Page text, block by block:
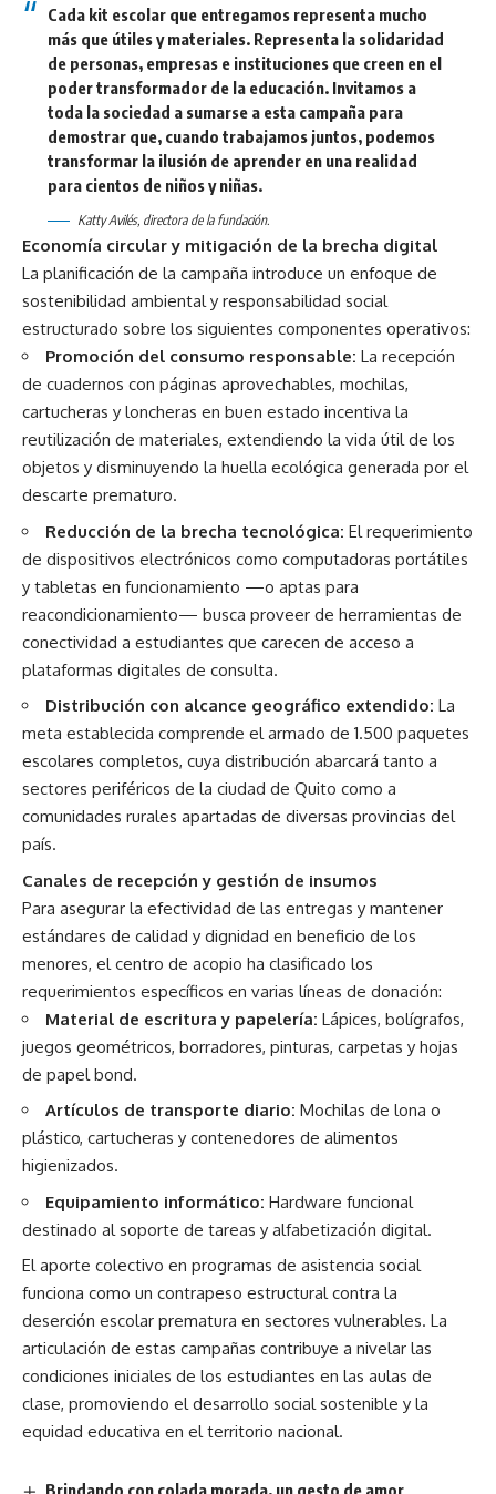
Cada kit escolar que entregamos representa mucho
más que útiles y materiales. Representa la solidaridad
de personas, empresas e instituciones que creen en el
poder transformador de la educación. Invitamos a
toda la sociedad a sumarse a esta campaña para
demostrar que, cuando trabajamos juntos, podemos
transformar la ilusión de aprender en una realidad
para cientos de niños y niñas.
Katty Avilés, directora de la fundación.
Economía circular y mitigación de la brecha digital
La planificación de la campaña introduce un enfoque de
sostenibilidad ambiental y responsabilidad social
estructurado sobre los siguientes componentes operativos:
Promoción del consumo responsable: La recepción
de cuadernos con páginas aprovechables, mochilas,
cartucheras y loncheras en buen estado incentiva la
reutilización de materiales, extendiendo la vida útil de los
objetos y disminuyendo la huella ecológica generada por el
descarte prematuro.
Reducción de la brecha tecnológica: El requerimiento
de dispositivos electrónicos como computadoras portátiles
y tabletas en funcionamiento —o aptas para
reacondicionamiento— busca proveer de herramientas de
conectividad a estudiantes que carecen de acceso a
plataformas digitales de consulta.
Distribución con alcance geográfico extendido: La
meta establecida comprende el armado de 1.500 paquetes
escolares completos, cuya distribución abarcará tanto a
sectores periféricos de la ciudad de Quito como a
comunidades rurales apartadas de diversas provincias del
país.
Canales de recepción y gestión de insumos
Para asegurar la efectividad de las entregas y mantener
estándares de calidad y dignidad en beneficio de los
menores, el centro de acopio ha clasificado los
requerimientos específicos en varias líneas de donación:
Material de escritura y papelería: Lápices, bolígrafos,
juegos geométricos, borradores, pinturas, carpetas y hojas
de papel bond.
Artículos de transporte diario: Mochilas de lona o
plástico, cartucheras y contenedores de alimentos
higienizados.
Equipamiento informático: Hardware funcional
destinado al soporte de tareas y alfabetización digital.
El aporte colectivo en programas de asistencia social
funciona como un contrapeso estructural contra la
deserción escolar prematura en sectores vulnerables. La
articulación de estas campañas contribuye a nivelar las
condiciones iniciales de los estudiantes en las aulas de
clase, promoviendo el desarrollo social sostenible y la
equidad educativa en el territorio nacional.
Brindando con colada morada, un gesto de amor